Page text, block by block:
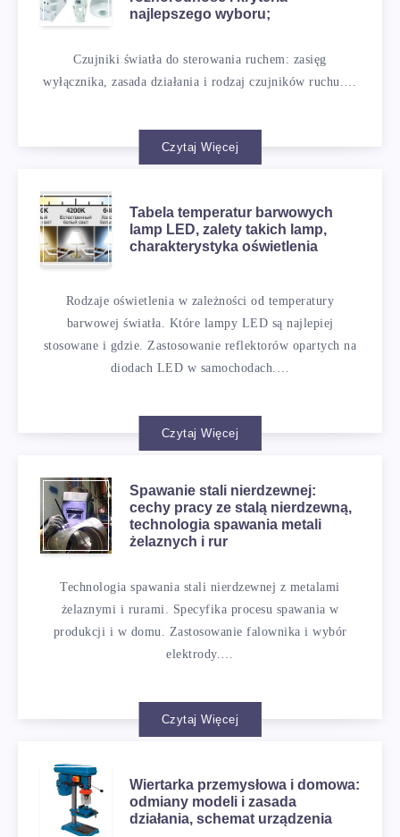
najlepszego wyboru;
Czujniki światła do sterowania ruchem: zasięg
wyłącznika, zasada działania i rodzaj czujników ruchu.…
Czytaj Więcej
Tabela temperatur barwowych
lamp LED, zalety takich lamp,
charakterystyka oświetlenia
Rodzaje oświetlenia w zależności od temperatury
barwowej światła. Które lampy LED są najlepiej
stosowane i gdzie. Zastosowanie reflektorów opartych na
diodach LED w samochodach.…
Czytaj Więcej
Spawanie stali nierdzewnej:
cechy pracy ze stalą nierdzewną,
technologia spawania metali
żelaznych i rur
Technologia spawania stali nierdzewnej z metalami
żelaznymi i rurami. Specyfika procesu spawania w
produkcji i w domu. Zastosowanie falownika i wybór
elektrody.…
Czytaj Więcej
Wiertarka przemysłowa i domowa:
odmiany modeli i zasada
działania, schemat urządzenia